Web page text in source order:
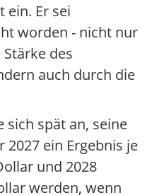
ein. Er sei
worden - nicht nur
des
auch durch die
sich spät an, seine
2027 ein Ergebnis je
und 2028
werden, wenn